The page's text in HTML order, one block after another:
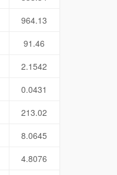
964.13
91.46
2.1542
0.0431
213.02
8.0645
4.8076